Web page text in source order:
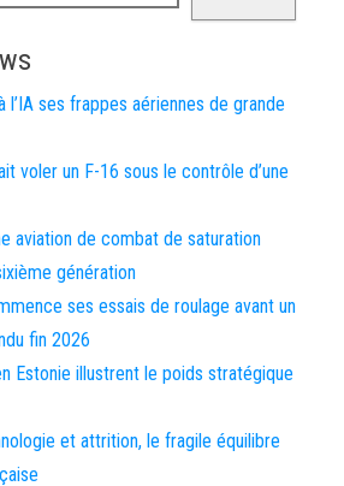
l’IA ses frappes aériennes de grande
voler un F-16 sous le contrôle d’une
aviation de combat de saturation
génération
ses essais de roulage avant un
fin 2026
Estonie illustrent le poids stratégique
et attrition, le fragile équilibre